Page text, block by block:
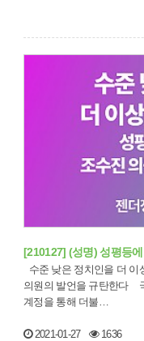
[210127] (성명) 성평등
의원의 발언을 규탄한다 국민의힘 조수진 의원이 1월 26일 본인 SNS
계정을 통해 더불…
2021-01-27 1636